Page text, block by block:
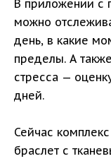
В приложении с
можно
день, в какие
пределы. А
стресса —
дней.
Сейчас
браслет с